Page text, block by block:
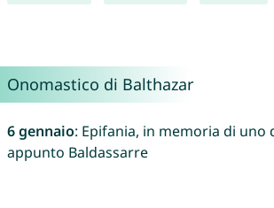
Onomastico di Balthazar
6 gennaio: Epifania, in memoria di uno
appunto Baldassarre